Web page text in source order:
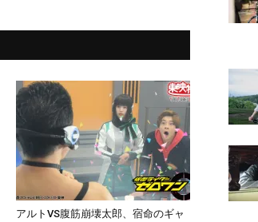
アルトVS腹筋崩壊太郎、宿命のギャ